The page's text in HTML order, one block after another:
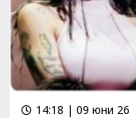
14:18 | 09 юни 26